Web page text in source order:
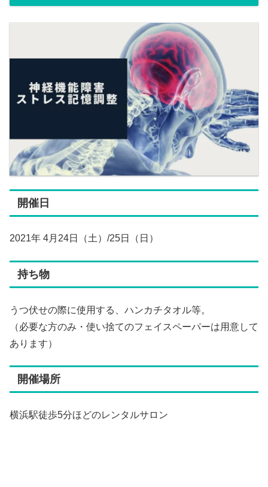
開催日
2021年 4月24日（土）/25日（日）
持ち物
うつ伏せの際に使用する、ハンカチタオル等。
（必要な方のみ・使い捨てのフェイスペーパーは用意して
あります）
開催場所
横浜駅徒歩5分ほどのレンタルサロン